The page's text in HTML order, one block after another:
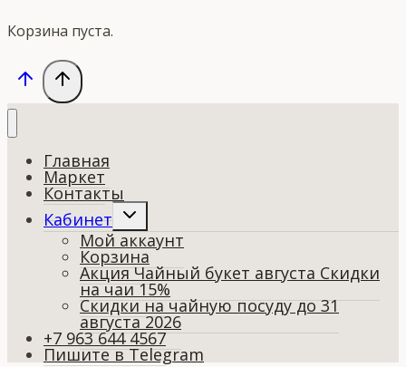
Корзина пуста.
Главная
Маркет
Контакты
Кабинет
Переключить
меню
Мой аккаунт
Корзина
Акция Чайный букет августа Скидки
на чаи 15%
Скидки на чайную посуду до 31
августа 2026
+7 963 644 4567
Пишите в Telegram